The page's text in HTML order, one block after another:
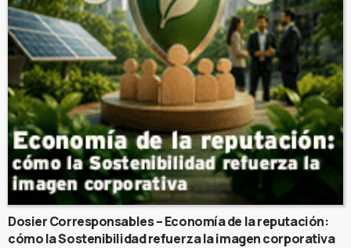
Dosier Corresponsables – Economía de la reputación:
cómo la Sostenibilidad refuerza la imagen corporativa